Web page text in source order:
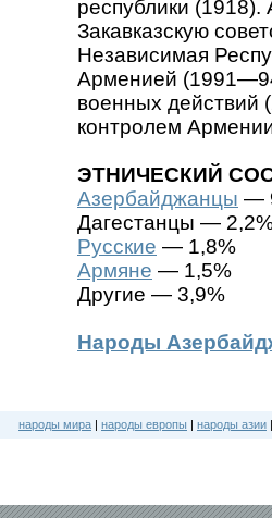
республики
Закавказскую
Независимая
Арменией
военных действий
контролем
ЭТНИЧЕСКИЙ
Азербайджанцы —
Дагестанцы —
Русские — 1,8%
Армяне — 1,5%
Другие — 3,9%
Народы
народы мира | народы европы | народы азии